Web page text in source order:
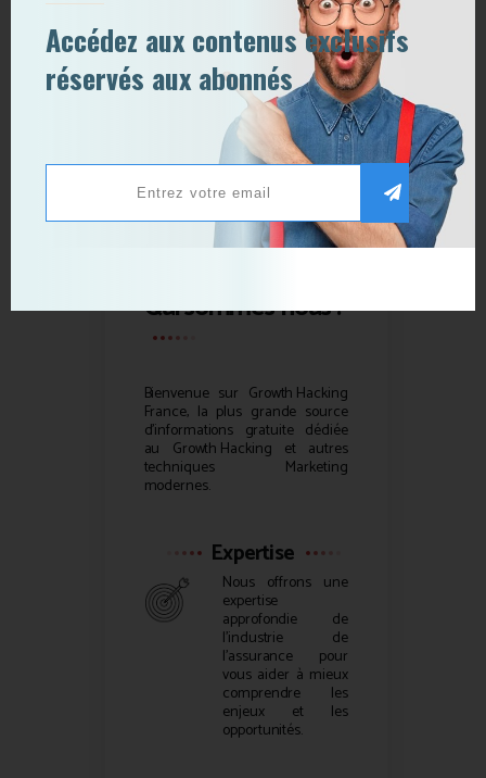
Qui sommes-nous ?
Bienvenue sur Growth Hacking
France, la plus grande source
d’informations gratuite dédiée
au Growth Hacking et autres
techniques Marketing
modernes.
Expertise
Nous offrons une
expertise
approfondie de
l’industrie de
l’assurance pour
vous aider à mieux
comprendre les
enjeux et les
opportunités.
Accédez aux contenus exclusifs
réservés aux abonnés